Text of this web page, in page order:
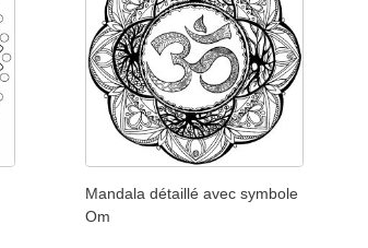
Mandala détaillé avec symbole
Om